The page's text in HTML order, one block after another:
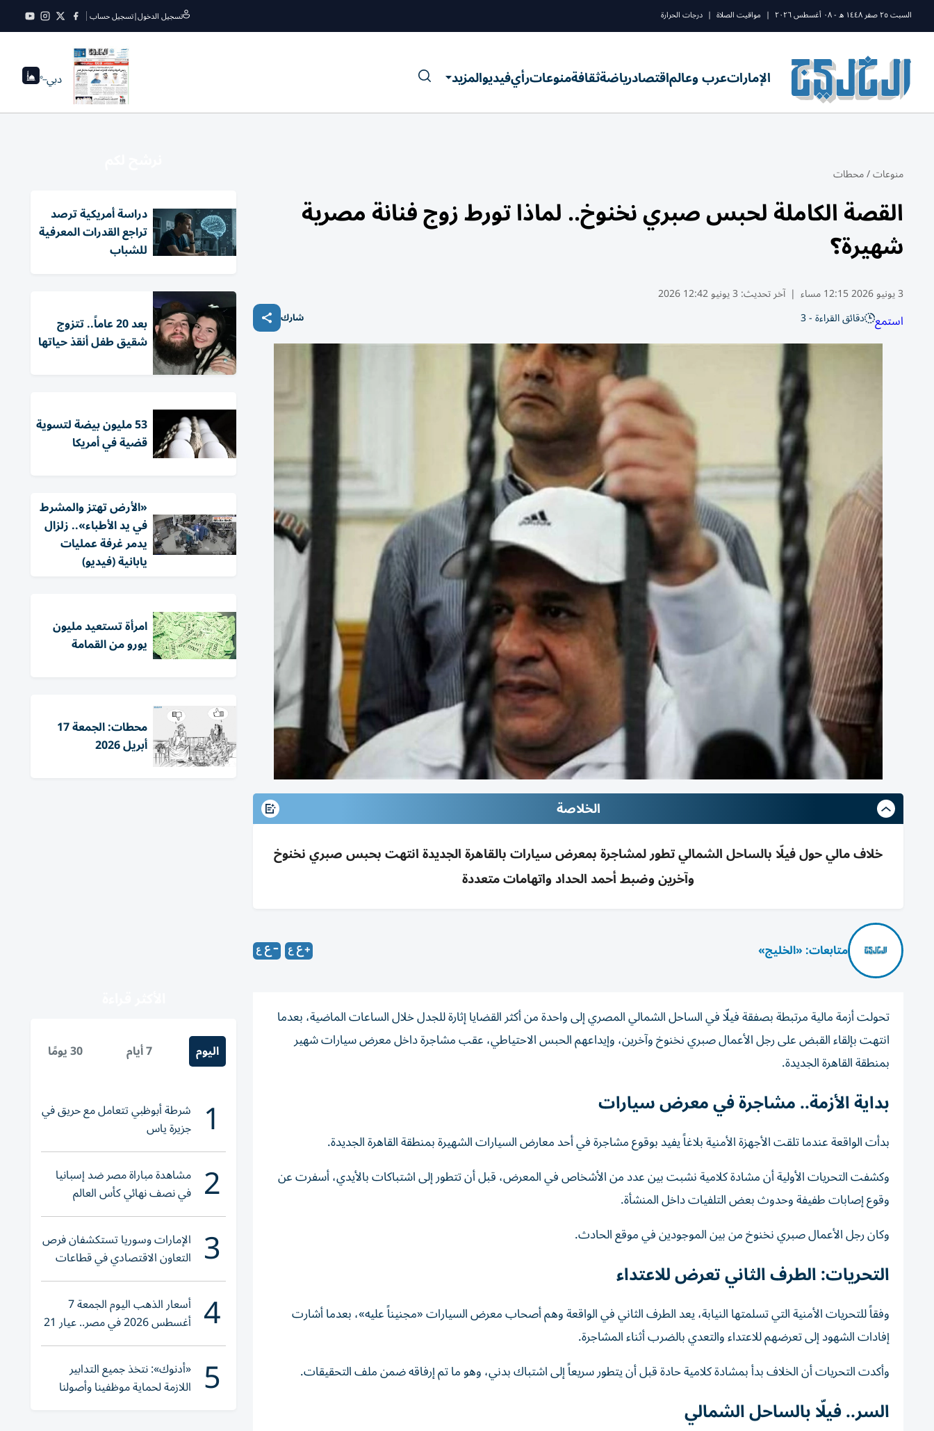
السبت ٢٥ صفر ١٤٤٨ ه - ٠٨ أغسطس ٢٠٢٦ | مواقيت الصلاة | درجات الحرارة تسجيل الدخول|تسجيل حساب
الإماراتعرب وعالماقتصادرياضةثقافةمنوعاترأيفيديوالمزيد دبي--°
منوعات/محطات
القصة الكاملة لحبس صبري نخنوخ.. لماذا تورط زوج فنانة مصرية
شهيرة؟
3 يونيو 2026 12:15 مساء | آخر تحديث: 3 يونيو 12:42 2026
استمع دقائق القراءة - 3 شارك
الخلاصة
خلاف مالي حول فيلّا بالساحل الشمالي تطور لمشاجرة بمعرض سيارات بالقاهرة الجديدة انتهت بحبس صبري نخنوخ
وآخرين وضبط أحمد الحداد واتهامات متعددة
متابعات: «الخليج»
تحولت أزمة مالية مرتبطة بصفقة فيلّا في الساحل الشمالي المصري إلى واحدة من أكثر القضايا إثارة للجدل خلال الساعات الماضية، بعدما
انتهت بإلقاء القبض على رجل الأعمال صبري نخنوخ وآخرين، وإيداعهم الحبس الاحتياطي، عقب مشاجرة داخل معرض سيارات شهير
بمنطقة القاهرة الجديدة.
بداية الأزمة.. مشاجرة في معرض سيارات
بدأت الواقعة عندما تلقت الأجهزة الأمنية بلاغاً يفيد بوقوع مشاجرة في أحد معارض السيارات الشهيرة بمنطقة القاهرة الجديدة.
وكشفت التحريات الأولية أن مشادة كلامية نشبت بين عدد من الأشخاص في المعرض، قبل أن تتطور إلى اشتباكات بالأيدي، أسفرت عن
وقوع إصابات طفيفة وحدوث بعض التلفيات داخل المنشأة.
وكان رجل الأعمال صبري نخنوخ من بين الموجودين في موقع الحادث.
التحريات: الطرف الثاني تعرض للاعتداء
وفقاً للتحريات الأمنية التي تسلمتها النيابة، يعد الطرف الثاني في الواقعة وهم أصحاب معرض السيارات «مجنيناً عليه»، بعدما أشارت
إفادات الشهود إلى تعرضهم للاعتداء والتعدي بالضرب أثناء المشاجرة.
وأكدت التحريات أن الخلاف بدأ بمشادة كلامية حادة قبل أن يتطور سريعاً إلى اشتباك بدني، وهو ما تم إرفاقه ضمن ملف التحقيقات.
السر.. فيلّا بالساحل الشمالي
دراسة أمريكية ترصد
تراجع القدرات المعرفية
للشباب
بعد 20 عاماً.. تتزوج
شقيق طفل أنقذ حياتها
53 مليون بيضة لتسوية
قضية في أمريكا
«الأرض تهتز والمشرط
في يد الأطباء».. زلزال
يدمر غرفة عمليات
يابانية (فيديو)
امرأة تستعيد مليون
يورو من القمامة
محطات: الجمعة 17
أبريل 2026
اليوم 7 أيام 30 يومًا
1 شرطة أبوظبي تتعامل مع حريق في
جزيرة ياس
2 مشاهدة مباراة مصر ضد إسبانيا
في نصف نهائي كأس العالم
لناشئات اليد 2026
3 الإمارات وسوريا تستكشفان فرص
التعاون الاقتصادي في قطاعات
حيوية
4 أسعار الذهب اليوم الجمعة 7
أغسطس 2026 في مصر.. عيار 21
يقترب من هذا الرقم
5 «أدنوك»: نتخذ جميع التدابير
اللازمة لحماية موظفينا وأصولنا